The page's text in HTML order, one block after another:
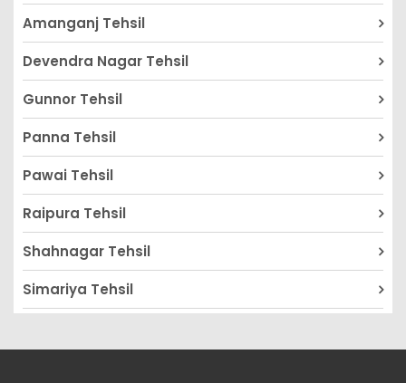
Amanganj Tehsil
Devendra Nagar Tehsil
Gunnor Tehsil
Panna Tehsil
Pawai Tehsil
Raipura Tehsil
Shahnagar Tehsil
Simariya Tehsil